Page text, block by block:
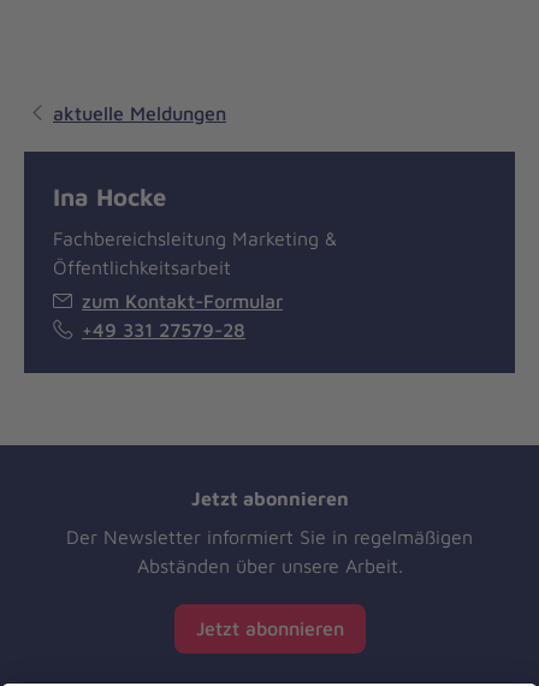
aktuelle Meldungen
Ina Hocke
Fachbereichsleitung Marketing &
Öffentlichkeitsarbeit
zum Kontakt-Formular
+49 331 27579-28
Jetzt abonnieren
Der Newsletter informiert Sie in regelmäßigen
Abständen über unsere Arbeit.
Jetzt abonnieren